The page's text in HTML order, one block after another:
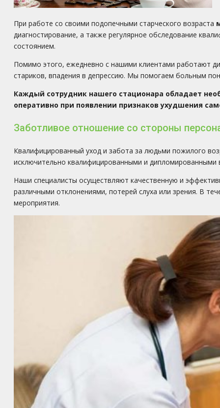
При работе со своими подопечными старческого возраста
диагностирование, а также регулярное обследование
состоянием.
Помимо этого, ежедневно с нашими клиентами работают
стариков, впадения в депрессию. Мы помогаем больным
Каждый сотрудник нашего стационара обладает
оперативно при появлении признаков ухудшения
Заботливое отношение со стороны
Квалифицированный уход и забота за людьми пожилого
исключительно квалифицированными и
Наши специалисты осуществляют качественную и
различными отклонениями, потерей слуха или зрения. В
мероприятия.